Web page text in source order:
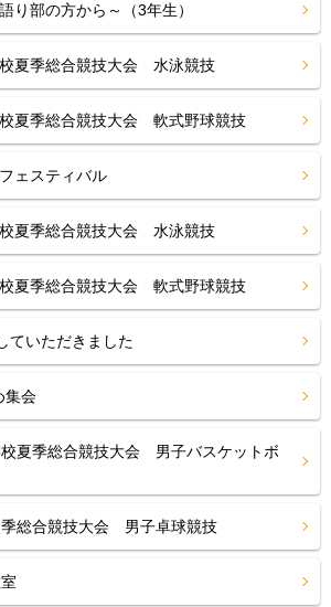
り部の方から～（3年生）
夏季総合競技大会 水泳競技
夏季総合競技大会 軟式野球競技
ェスティバル
夏季総合競技大会 水泳競技
夏季総合競技大会 軟式野球競技
ていただきました
集会
夏季総合競技大会 男子バスケットボ
総合競技大会 男子卓球競技